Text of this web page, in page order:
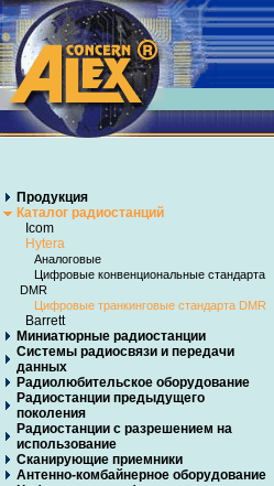
Продукция
Каталог радиостанций
Icom
Hytera
Аналоговые
Цифровые конвенциональные стандарта
DMR
Цифровые транкинговые стандарта DMR
Barrett
Миниатюрные радиостанции
Системы радиосвязи и передачи
данных
Радиолюбительское оборудование
Радиостанции предыдущего
поколения
Радиостанции с разрешением на
использование
Сканирующие приемники
Антенно-комбайнерное оборудование